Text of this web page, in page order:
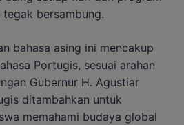
bersambung.
bahasa asing ini mencakup
Portugis, sesuai arahan
Gubernur H. Agustiar
ditambahkan untuk
memahami budaya global